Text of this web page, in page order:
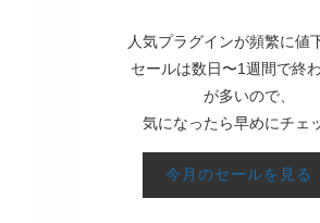
人気プラグインが頻繁に値
セールは数日〜1週間で終
が多いので、
気になったら早めにチェ
今月のセールを見る